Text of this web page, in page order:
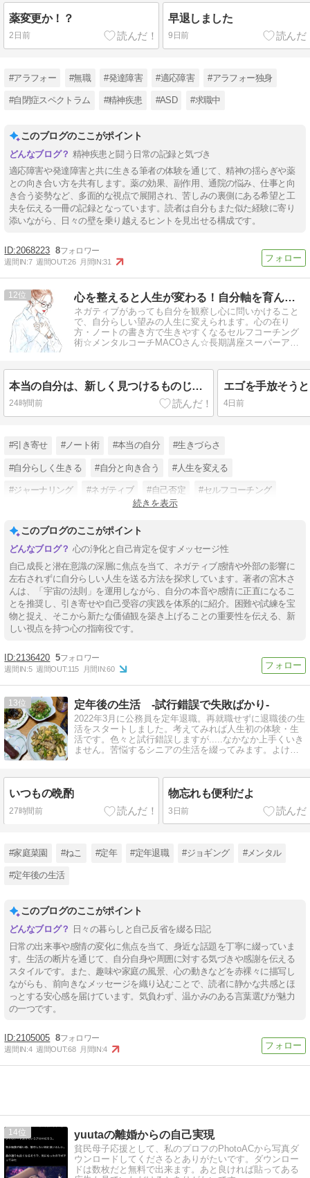
薬変更か！？
2日前
早退しました
9日前
#アラフォー #無職 #発達障害 #適応障害 #アラフォー独身
#自閉症スペクトラム #精神疾患 #ASD #求職中
このブログのここがポイント
精神疾患と闘う日常の記録と気づき
適応障害や発達障害と共に生きる筆者の体験を通じて、精神の揺らぎや薬
との向き合い方を共有します。薬の効果、副作用、通院の悩み、仕事と向
き合う姿勢など、多面的な視点で展開され、苦しみの裏側にある希望と工
夫を伝える一冊の記録となっています。読者は自分もまた似た経験に寄り
添いながら、日々の壁を乗り越えるヒントを見出せる構成です。
2068223 8
週間IN:7 週間OUT:26 月間IN:31
12 心を整えると人生が変わる！自分軸を育んで生きやすくなる方法
ネガティブがあっても自分を観察し心に問いかけること
で、自分らしい望みの人生に変えられます。心の在り
方・ノートの書き方で生きやすくなるセルフコーチング
術☆メンタルコーチMACOさん☆長期講座スーパーアド
本当の自分は、新しく見つけるものじゃなかった
24時間前
エゴを手放そう
4日前
#引き寄せ #ノート術 #本当の自分 #生きづらさ
#自分らしく生きる #自分と向き合う #人生を変える
#ジャーナリング #ネガティブ #自己否定 #セルフコーチング
続きを表示
このブログのここがポイント
心の浄化と自己肯定を促すメッセージ性
自己成長と潜在意識の深層に焦点を当て、ネガティブ感情や外部の影響に
左右されずに自分らしい人生を送る方法を探求しています。著者の宮木さ
んは、「宇宙の法則」を運用しながら、自分の本音や感情に正直になるこ
とを推奨し、引き寄せや自己受容の実践を体系的に紹介。困難や試練を宝
物と捉え、そこから新たな価値観を築き上げることの重要性を伝える、新
しい視点を持つ心の指南役です。
2136420 5
週間IN:5 週間OUT:115 月間IN:60
13 定年後の生活 -試行錯誤で失敗ばかり-
2022年3月に公務員を定年退職。再就職せずに退職後の生
活をスタートしました。考えてみれば人生初の体験・生
活です。色々と試行錯誤しますが.....なかなか上手くいき
ません。苦悩するシニアの生活を綴ってみます。よけれ
いつもの晩酌
27時間前
物忘れも便利だよ
3日前
#家庭菜園 #ねこ #定年 #定年退職 #ジョギング #メンタル
#定年後の生活
このブログのここがポイント
日々の暮らしと自己反省を綴る日記
日常の出来事や感情の変化に焦点を当て、身近な話題を丁寧に綴っていま
す。生活の断片を通じて、自分自身や周囲に対する気づきや感謝を伝える
スタイルです。また、趣味や家庭の風景、心の動きなどを赤裸々に描写し
ながらも、前向きなメッセージを織り込むことで、読者に静かな共感とほ
っとする安心感を届けています。気負わず、温かみのある言葉選びが魅力
の一つです。
2105005 8
週間IN:4 週間OUT:68 月間IN:4
14 yuutaの離婚からの自己実現
貧民母子応援として、私のプロフのPhotoACから写真ダ
ウンロードしてくださるとありがたいです。ダウンロー
ドは数枚だと無料で出来ます。あと良ければ貼ってある